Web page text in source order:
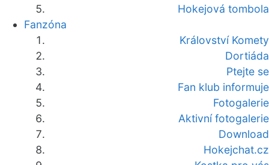
Hokejová tombola
Fanzóna
Království Komety
Dortiáda
Ptejte se
Fan klub informuje
Fotogalerie
Aktivní fotogalerie
Download
Hokejchat.cz